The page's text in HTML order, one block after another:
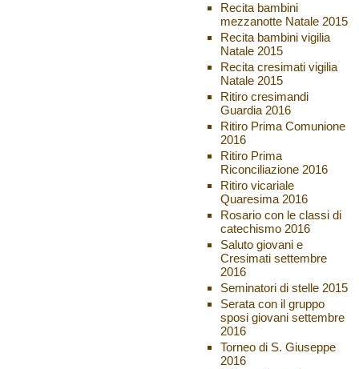
Recita bambini
mezzanotte Natale 2015
Recita bambini vigilia
Natale 2015
Recita cresimati vigilia
Natale 2015
Ritiro cresimandi
Guardia 2016
Ritiro Prima Comunione
2016
Ritiro Prima
Riconciliazione 2016
Ritiro vicariale
Quaresima 2016
Rosario con le classi di
catechismo 2016
Saluto giovani e
Cresimati settembre
2016
Seminatori di stelle 2015
Serata con il gruppo
sposi giovani settembre
2016
Torneo di S. Giuseppe
2016